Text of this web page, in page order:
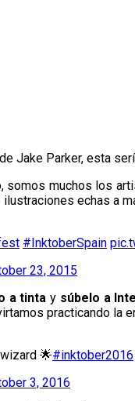
Jake Parker, esta
somos muchos los
ilustraciones echas a
#InktoberSpain
23, 2015
a tinta y súbelo a
practicando la
🌟#inktober2016
3, 2016